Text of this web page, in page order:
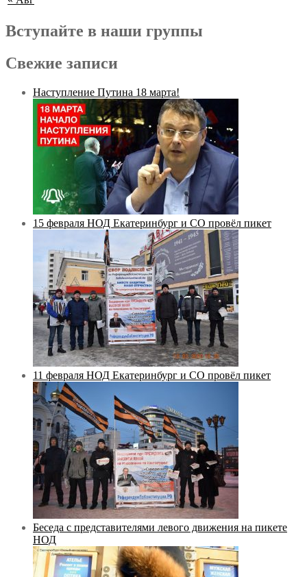
Вступайте в наши группы
Свежие записи
Наступление Путина 18 марта!
15 февраля НОД Екатеринбург и СО провёл пикет
11 февраля НОД Екатеринбург и СО провёл пикет
Беседа с представителями левого движения на пикете
НОД